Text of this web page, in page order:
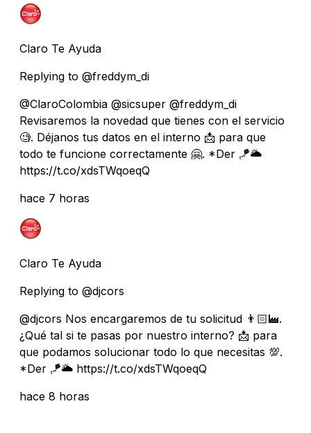
Claro Te Ayuda
Replying to @freddym_di
@ClaroColombia @sicsuper @freddym_di
Revisaremos la novedad que tienes con el servicio
🧐. Déjanos tus datos en el interno 📩 para que
todo te funcione correctamente 🤗. *Der 🪁🌥️
https://t.co/xdsTWqoeqQ
hace 7 horas
Claro Te Ayuda
Replying to @djcors
@djcors Nos encargaremos de tu solicitud 👨🏻‍🏭.
¿Qué tal si te pasas por nuestro interno? 📩 para
que podamos solucionar todo lo que necesitas 💯.
*Der 🪁🌥️ https://t.co/xdsTWqoeqQ
hace 8 horas